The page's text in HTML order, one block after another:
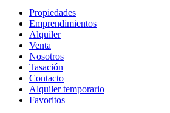
Propiedades
Emprendimientos
Alquiler
Venta
Nosotros
Tasación
Contacto
Alquiler temporario
Favoritos